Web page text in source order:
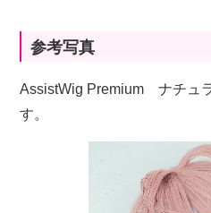
参考写真
AssistWig Premium ナチュ
す。